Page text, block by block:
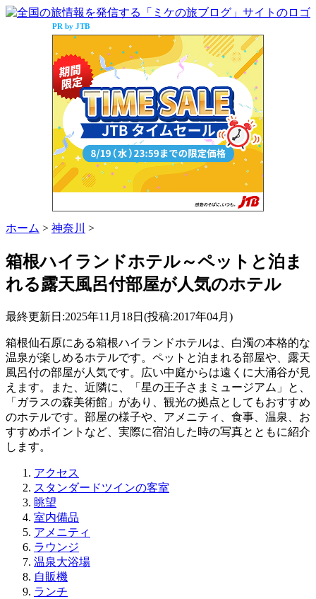
PR by JTB
ホーム > 神奈川 >
箱根ハイランドホテル～ペットと泊ま
れる露天風呂付部屋が人気のホテル
最終更新日:2025年11月18日(投稿:2017年04月)
箱根仙石原にある箱根ハイランドホテルは、白濁の本格的な
温泉が楽しめるホテルです。ペットと泊まれる部屋や、露天
風呂付の部屋が人気です。広い中庭からは遠くに大涌谷が見
えます。また、近隣に、「星の王子さまミュージアム」と、
「ガラスの森美術館」があり、観光の拠点としてもおすすめ
のホテルです。部屋の様子や、アメニティ、食事、温泉、お
すすめポイントなど、実際に宿泊した時の写真とともに紹介
します。
アクセス
スタンダードツインの客室
眺望
室内備品
アメニティ
ラウンジ
温泉大浴場
自販機
ランチ